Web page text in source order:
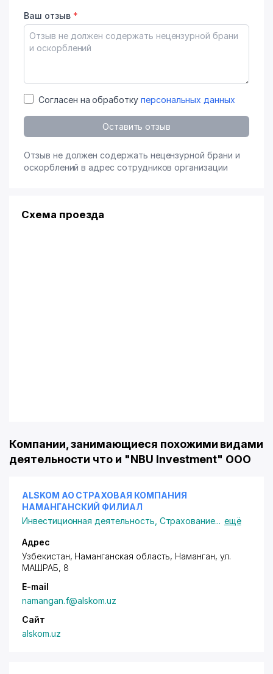
Ваш отзыв *
Согласен на обработку персональных данных
Оставить отзыв
Отзыв не должен содержать нецензурной брани и
оскорблений в адрес сотрудников организации
Схема проезда
Компании, занимающиеся похожими видами
деятельности что и "NBU Investment" ООО
ALSKOM АО СТРАХОВАЯ КОМПАНИЯ
НАМАНГАНСКИЙ ФИЛИАЛ
Инвестиционная деятельность Страхование... ещё
Адрес
Узбекистан, Наманганская область, Наманган, ул.
МАШРАБ, 8
E-mail
namangan.f@alskom.uz
Сайт
alskom.uz